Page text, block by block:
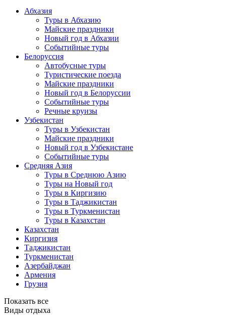
Абхазия
Туры в Абхазию
Майские праздники
Новый год в Абхазии
Событийные туры
Белоруссия
Автобусные туры
Туристические поезда
Майские праздники
Новый год в Белоруссии
Событийные туры
Речные круизы
Узбекистан
Туры в Узбекистан
Майские праздники
Новый год в Узбекистане
Событийные туры
Средняя Азия
Туры в Среднюю Азию
Туры на Новый год
Туры в Киргизию
Туры в Таджикистан
Туры в Туркменистан
Туры в Казахстан
Казахстан
Киргизия
Таджикистан
Туркменистан
Азербайджан
Армения
Грузия
Показать все
Виды отдыха